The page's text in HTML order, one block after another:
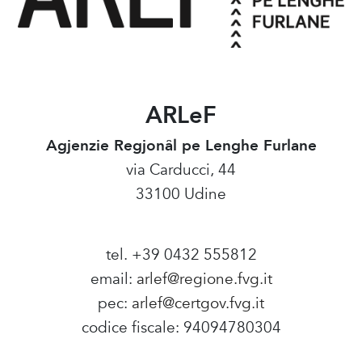
ARLeF
Agjenzie Regjonâl pe Lenghe Furlane
via Carducci, 44
33100 Udine
tel. +39 0432 555812
email: arlef@regione.fvg.it
pec: arlef@certgov.fvg.it
codice fiscale: 94094780304